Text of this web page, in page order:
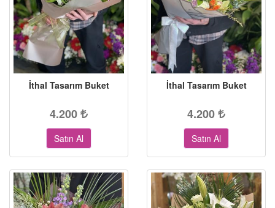
İthal Tasarım Buket
4.200
Satın Al
İthal Tasarım Buket
4.200
Satın Al